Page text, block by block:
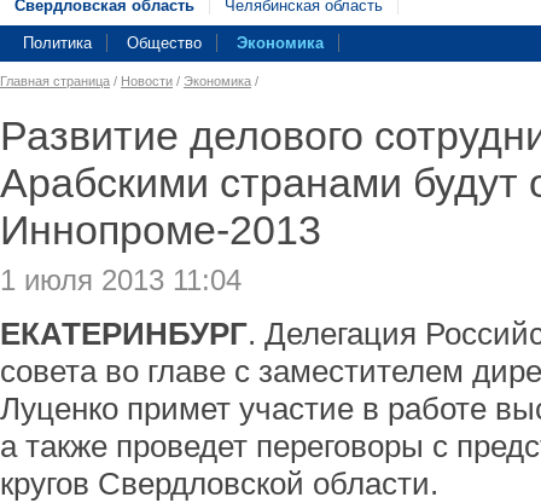
Свердловская область Челябинская область
Политика Общество Экономика
Главная страница / Новости / Экономика /
Развитие делового
Арабскими странами будут
Иннопроме-2013
1 июля 2013 11:04
ЕКАТЕРИНБУРГ. Делегация
совета во главе с заместителем
Луценко примет участие в работе
а также проведет переговоры с
кругов Свердловской области.